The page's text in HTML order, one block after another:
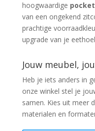
hoogwaardige
van een ongekend
prachtige
upgrade van je
Jouw meubel,
Heb je iets anders in
onze winkel stel je
samen. Kies uit meer
materialen en